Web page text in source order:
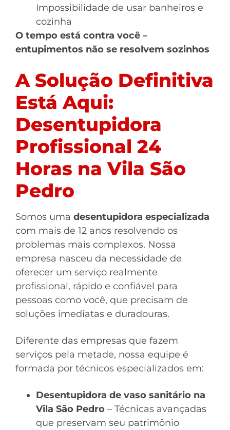
Impossibilidade de usar banheiros e
cozinha
O tempo está contra você –
entupimentos não se resolvem sozinhos
A Solução Definitiva
Está Aqui:
Desentupidora
Profissional 24
Horas na Vila São
Pedro
Somos uma desentupidora especializada
com mais de 12 anos resolvendo os
problemas mais complexos. Nossa
empresa nasceu da necessidade de
oferecer um serviço realmente
profissional, rápido e confiável para
pessoas como você, que precisam de
soluções imediatas e duradouras.
Diferente das empresas que fazem
serviços pela metade, nossa equipe é
formada por técnicos especializados em:
Desentupidora de vaso sanitário na
Vila São Pedro – Técnicas avançadas
que preservam seu patrimônio